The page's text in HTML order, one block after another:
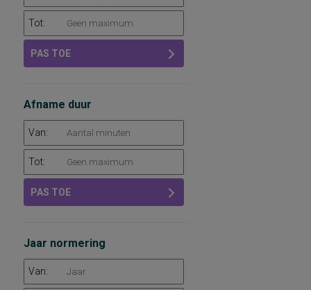
Tot:
PAS TOE
Afname duur
Van:
Tot:
PAS TOE
Jaar normering
Van: